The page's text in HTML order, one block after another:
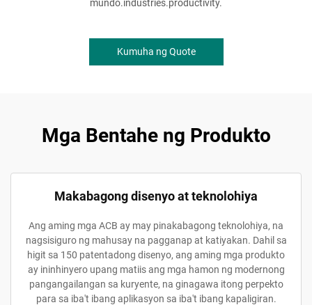
mundo.industries.productivity.
Kumuha ng Quote
Mga Bentahe ng Produkto
Makabagong disenyo at teknolohiya
Ang aming mga ACB ay may pinakabagong teknolohiya, na
nagsisiguro ng mahusay na pagganap at katiyakan. Dahil sa
higit sa 150 patentadong disenyo, ang aming mga produkto
ay ininhinyero upang matiis ang mga hamon ng modernong
pangangailangan sa kuryente, na ginagawa itong perpekto
para sa iba't ibang aplikasyon sa iba't ibang kapaligiran.